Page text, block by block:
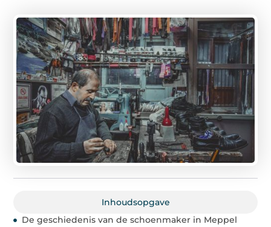
Inhoudsopgave
De geschiedenis van de schoenmaker in Meppel